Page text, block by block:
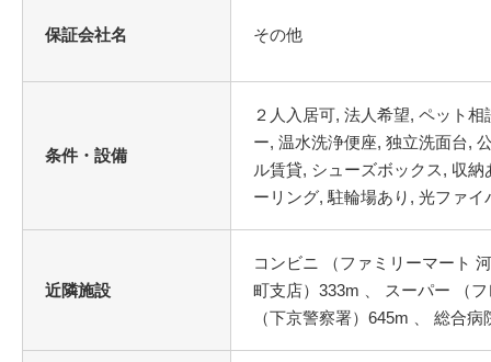
保証会社名 その他
条件・設備
２人入居可, 法人希望, ペット
ー, 温水洗浄便座, 独立洗面台,
ル賃貸, シューズボックス, 収
ーリング, 駐輪場あり, 光ファ
近隣施設
コンビニ （ファミリーマート
町支店）333m 、 スーパー （
（下京警察署）645m 、 総合